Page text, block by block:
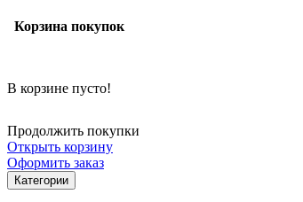
Корзина покупок
В корзине пусто!
Продолжить покупки
Открыть корзину
Оформить заказ
Категории